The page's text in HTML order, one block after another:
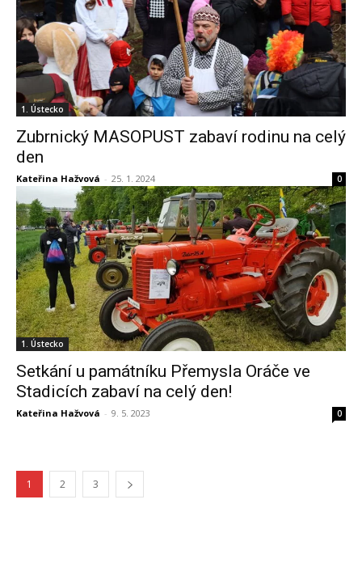
1. Ústecko
Zubrnický MASOPUST zabaví rodinu na celý
den
Kateřina Hažvová - 25. 1. 2024 0
1. Ústecko
Setkání u památníku Přemysla Oráče ve
Stadicích zabaví na celý den!
Kateřina Hažvová - 9. 5. 2023 0
1 2 3